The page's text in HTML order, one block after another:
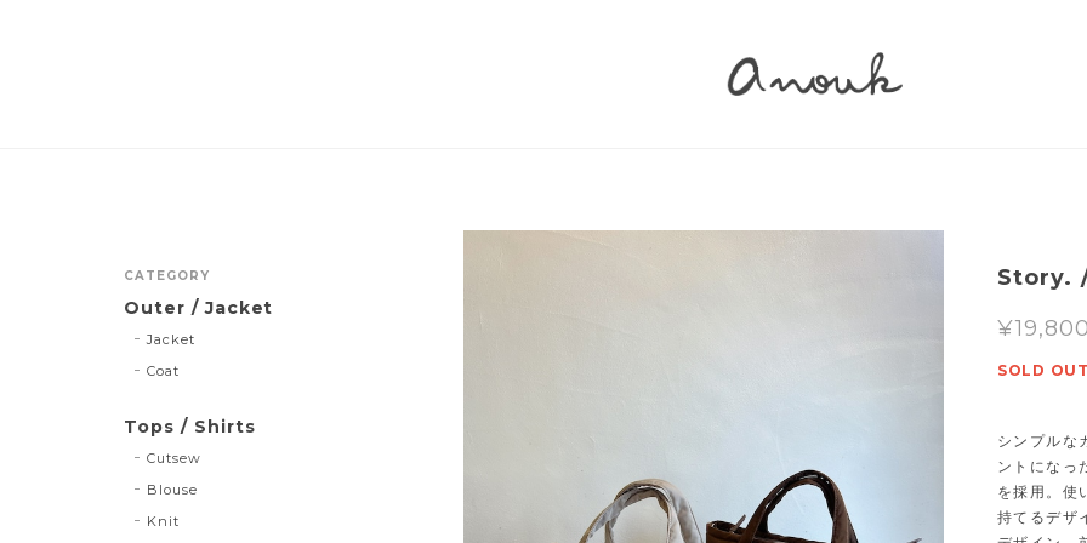
Story. /
SOLD
シンプルな
ントになっ
を採用。使
持てるデザ
CATEGORY
Outer / Jacket
Jacket
Coat
Tops / Shirts
Cutsew
Blouse
Knit